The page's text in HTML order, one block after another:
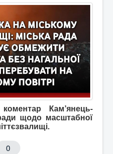
Кам’янець-
щодо масштабної
0